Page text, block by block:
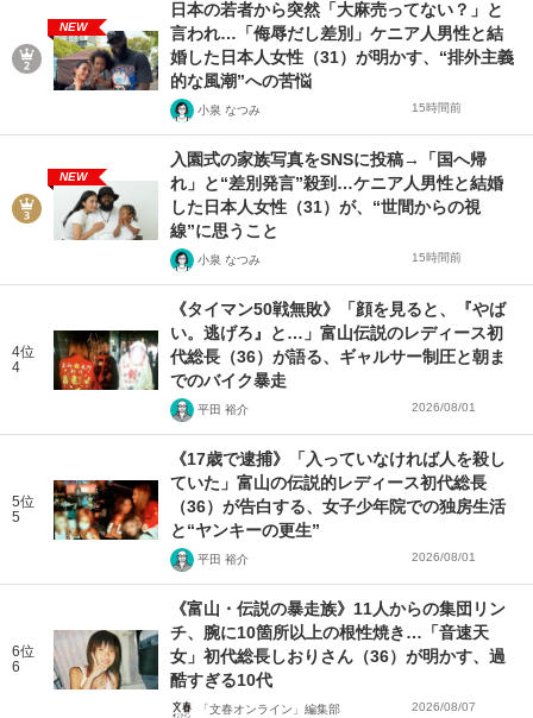
NEW
日本の若者から突然「大麻売ってない？」と
言われ…「侮辱だし差別」ケニア人男性と結
婚した日本人女性（31）が明かす、“排外主義
的な風潮”への苦悩
小泉 なつみ 15時間前
NEW
入園式の家族写真をSNSに投稿→「国へ帰
れ」と“差別発言”殺到…ケニア人男性と結婚
した日本人女性（31）が、“世間からの視
線”に思うこと
小泉 なつみ 15時間前
4位
4
《タイマン50戦無敗》「顔を見ると、『やば
い。逃げろ』と…」富山伝説のレディース初
代総長（36）が語る、ギャルサー制圧と朝ま
でのバイク暴走
平田 裕介 2026/08/01
5位
5
《17歳で逮捕》「入っていなければ人を殺し
ていた」富山の伝説的レディース初代総長
（36）が告白する、女子少年院での独房生活
と“ヤンキーの更生”
平田 裕介 2026/08/01
6位
6
《富山・伝説の暴走族》11人からの集団リン
チ、腕に10箇所以上の根性焼き…「音速天
女」初代総長しおりさん（36）が明かす、過
酷すぎる10代
「文春オンライン」編集部 2026/08/07